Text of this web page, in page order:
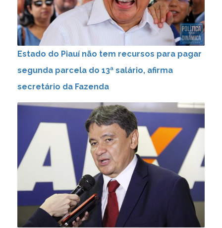
Estado do Piauí não tem recursos para pagar
segunda parcela do 13ª salário, afirma
secretário da Fazenda